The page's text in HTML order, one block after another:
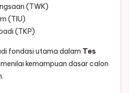
(TWK)
(TIU)
(TKP)
fondasi utama dalam Tes
kemampuan dasar calon